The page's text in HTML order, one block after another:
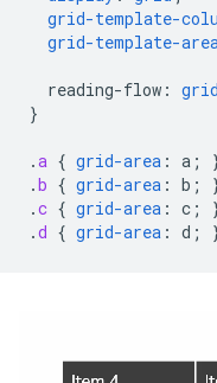
grid-template-
grid-template-
reading-flow : grid
}
.a { grid-area : a ;
.b { grid-area : b ;
.c { grid-area : c ;
.d { grid-area : d ;